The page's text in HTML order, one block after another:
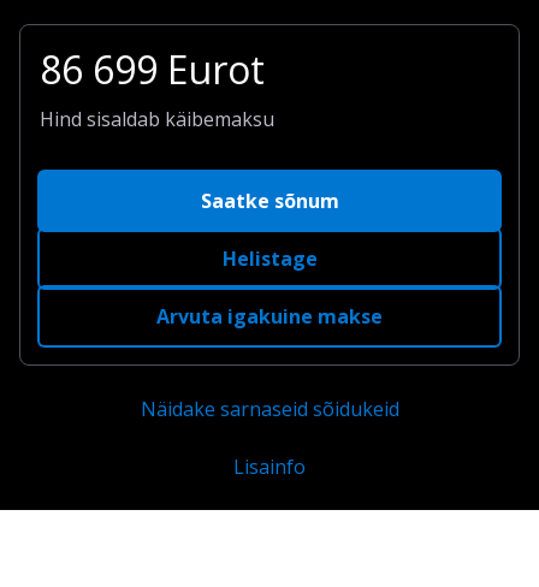
86 699 Eurot
Hind sisaldab käibemaksu
Saatke sõnum
Helistage
Arvuta igakuine makse
Näidake sarnaseid sõidukeid
Lisainfo